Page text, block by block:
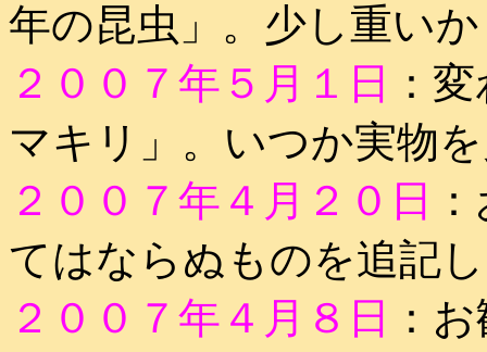
年の昆虫」。少し重い
２００７年５月１日
：
マキリ」。いつか実物
２００７年４月２０日
てはならぬものを追記
２００７年４月８日
：